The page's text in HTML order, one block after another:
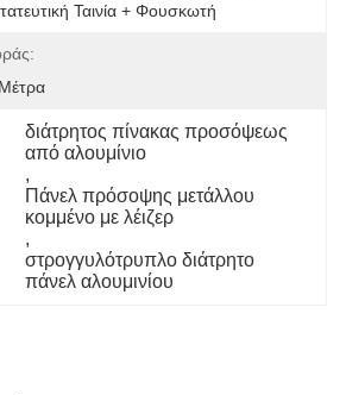
Ταινία + Φουσκωτή
διάτρητος πίνακας προσόψεως
από αλουμίνιο
,
Πάνελ πρόσοψης μετάλλου
κομμένο με λέιζερ
,
στρογγυλότρυπλο διάτρητο
πάνελ αλουμινίου